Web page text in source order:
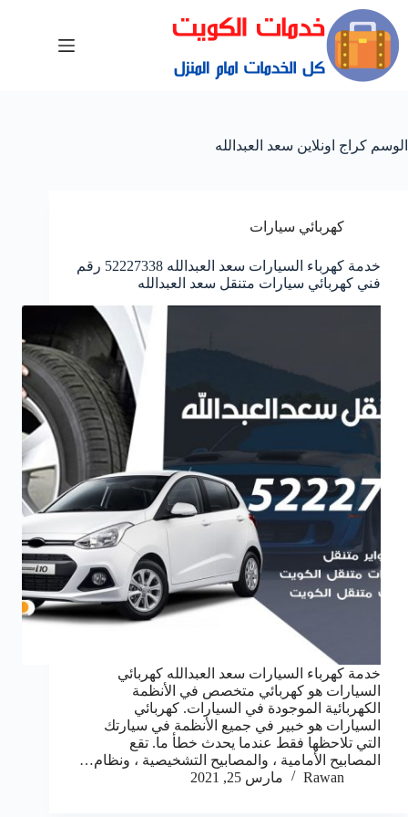
الوسم كراج اونلاين سعد العبدالله
كهربائي سيارات
خدمة كهرباء السيارات سعد العبدالله 52227338 رقم
فني كهربائي سيارات متنقل سعد العبدالله
خدمة كهرباء السيارات سعد العبدالله كهربائي
السيارات هو كهربائي متخصص في الأنظمة
الكهربائية الموجودة في السيارات. كهربائي
السيارات هو خبير في جميع الأنظمة في سيارتك
التي تلاحظها فقط عندما يحدث خطأ ما. تقع
المصابيح الأمامية ، والمصابيح التشخيصية ، ونظام…
Rawan
مارس 25, 2021